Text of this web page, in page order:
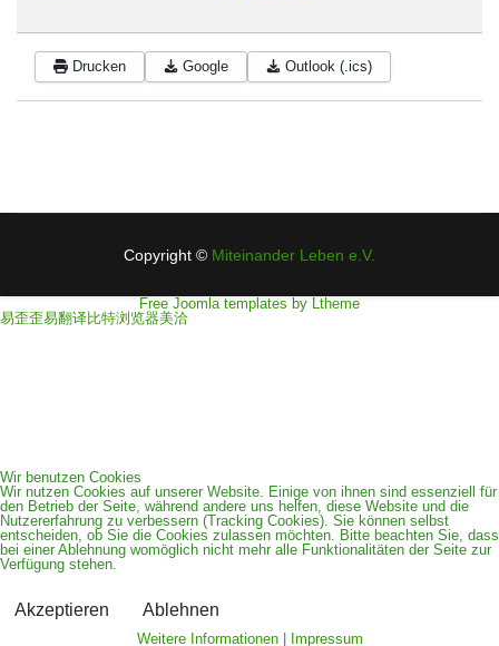
Drucken Google Outlook (.ics)
Copyright © Miteinander Leben e.V.
Free Joomla templates by Ltheme
Wir benutzen Cookies
Wir nutzen Cookies auf unserer Website. Einige von ihnen sind essenziell für
den Betrieb der Seite, während andere uns helfen, diese Website und die
Nutzererfahrung zu verbessern (Tracking Cookies). Sie können selbst
entscheiden, ob Sie die Cookies zulassen möchten. Bitte beachten Sie, dass
bei einer Ablehnung womöglich nicht mehr alle Funktionalitäten der Seite zur
Verfügung stehen.
Akzeptieren Ablehnen
Weitere Informationen| Impressum
易歪歪易翻译比特浏览器美洽